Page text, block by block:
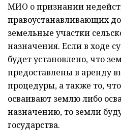
МИО о признании
правоустанавливающих
земельные участки
назначения. Если в ходе
будет установлено, что
предоставлены в аренду
процедуры, а также то,
осваивают землю либо
назначению, то земли
государства.